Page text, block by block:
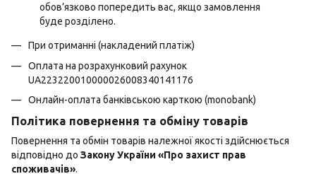
обов’язково попередить вас, якщо замовлення
буде розділено.
При отриманні (накладений платіж)
Оплата на розрахунковий рахунок
UA223220010000026008340141176
Онлайн-оплата банківською карткою (monobank)
Політика повернення та обміну товарів
Повернення та обмін товарів належної якості здійснюється
відповідно до Закону України «Про захист прав
споживачів».